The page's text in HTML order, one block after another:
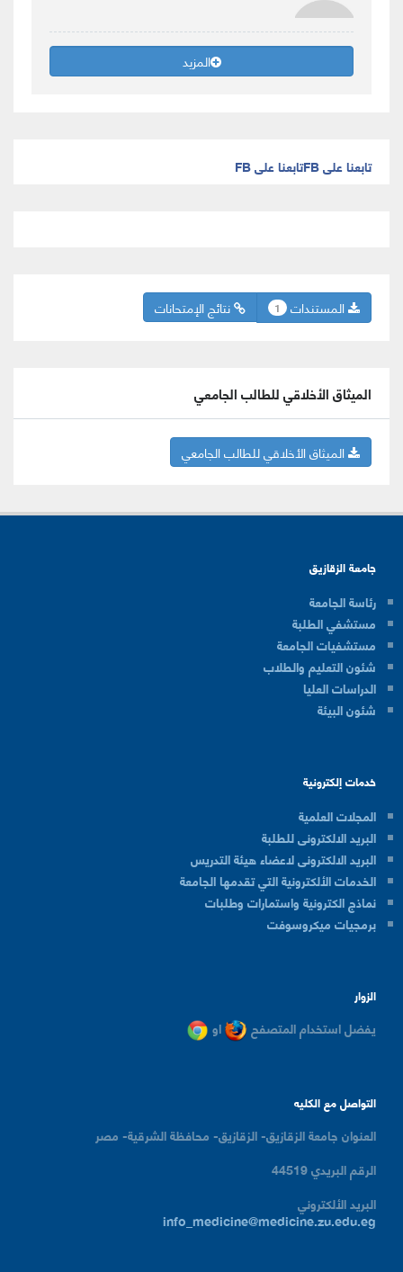
المزيد
تابعنا على FB تابعنا على FB
نتائج الإمتحانات المستندات 1
الميثاق الأخلاقي للطالب الجامعي
الميثاق الأخلاقي للطالب الجامعي
جامعة الزقازيق
رئاسة الجامعة
مستشفي الطلبة
مستشفيات الجامعة
شئون التعليم والطلاب
الدراسات العليا
شئون البيئة
خدمات إلكترونية
المجلات العلمية
البريد الالكترونى للطلبة
البريد الالكترونى لاعضاء هيئة التدريس
الخدمات الألكترونية التي تقدمها الجامعة
نماذج الكترونية واستمارات وطلبات
برمجيات ميكروسوفت
الزوار
يفضل استخدام المتصفح او
التواصل مع الكليه
العنوان جامعة الزقازيق- الزقازيق- محافظة الشرقية- مصر
الرقم البريدي44519
البريد الألكتروني
info_medicine@medicine.zu.edu.eg